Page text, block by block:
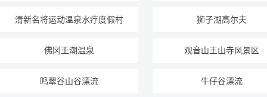
清新名将运动温泉水疗度假村 狮子湖高尔夫
佛冈王潮温泉 观音山王山寺风景区
鸣翠谷山谷漂流 牛仔谷漂流